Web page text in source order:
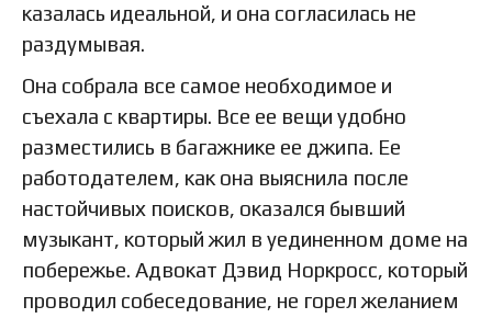
казалась идеальной, и она согласилась не
раздумывая.
Она собрала все самое необходимое и
съехала с квартиры. Все ее вещи удобно
разместились в багажнике ее джипа. Ее
работодателем, как она выяснила после
настойчивых поисков, оказался бывший
музыкант, который жил в уединенном доме на
побережье. Адвокат Дэвид Норкросс, который
проводил собеседование, не горел желанием